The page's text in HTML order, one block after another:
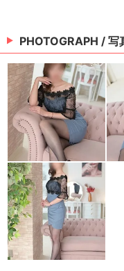
08/14（金） 要確
※情報はあくまで予定でキャスト
ださい。
PHOTOGRAPH / 写